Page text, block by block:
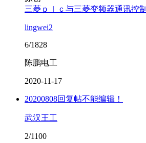
三菱ｐｌｃ与三菱变频器通讯控制
lingwei2
6/1828
陈鹏电工
2020-11-17
20200808回复帖不能编辑！
武汉王工
2/1100